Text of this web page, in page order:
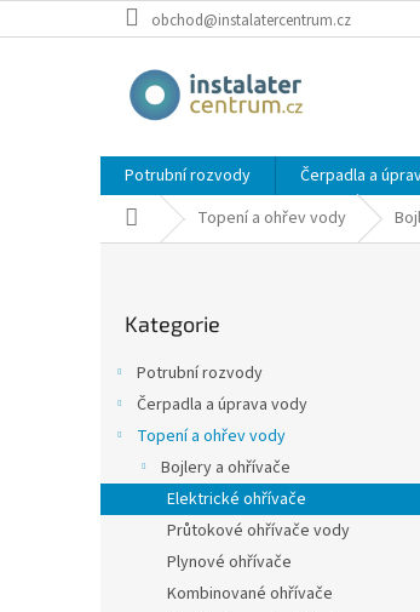
na
obchod@instalatercentrum.cz
Potrubní rozvody Čerpadla a
Domů Topení a ohřev vody
a
kategorie
Kategorie
Potrubní rozvody
Čerpadla a úprava vody
Topení a ohřev vody
Bojlery a ohřívače
Elektrické ohřívače
Průtokové ohřívače vody
Plynové ohřívače
Kombinované ohřívače